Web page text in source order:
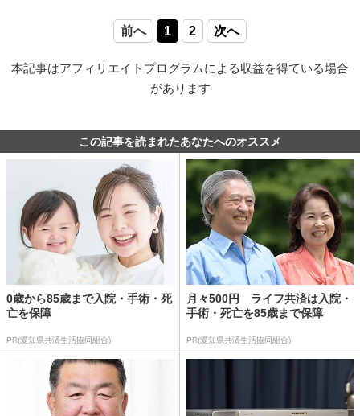
前へ 1 2 次へ
本記事はアフィリエイトプログラムによる収益を得ている場合
があります
この記事を読まれたあなたへのオススメ
0歳から85歳まで入院・手術・死
亡を保障
PR(愛知県共済生活協同組合)
月々500円 ライフ共済は入院・
手術・死亡を85歳まで保障
PR(愛知県共済生活協同組合)